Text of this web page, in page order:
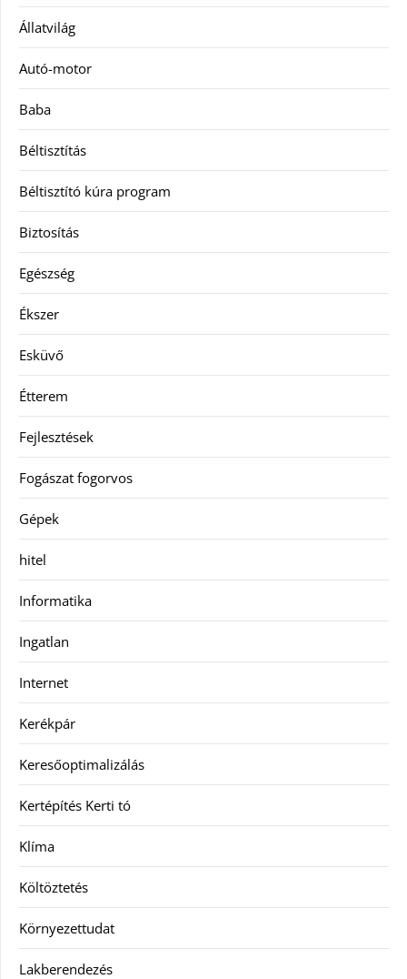
Állatvilág
Autó-motor
Baba
Béltisztítás
Béltisztító kúra program
Biztosítás
Egészség
Ékszer
Esküvő
Étterem
Fejlesztések
Fogászat fogorvos
Gépek
hitel
Informatika
Ingatlan
Internet
Kerékpár
Keresőoptimalizálás
Kertépítés Kerti tó
Klíma
Költöztetés
Környezettudat
Lakberendezés